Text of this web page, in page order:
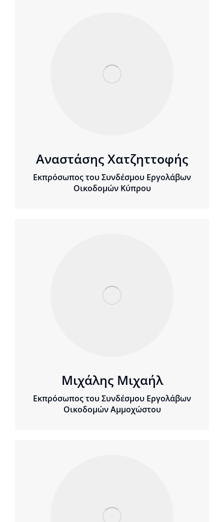
Αναστάσης Χατζηττοφής
Εκπρόσωπος του Συνδέσμου Εργολάβων
Οικοδομών Κύπρου
Μιχάλης Μιχαήλ
Εκπρόσωπος του Συνδέσμου Εργολάβων
Οικοδομών Αμμοχώστου